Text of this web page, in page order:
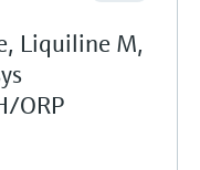
Liquiline M,
ORP